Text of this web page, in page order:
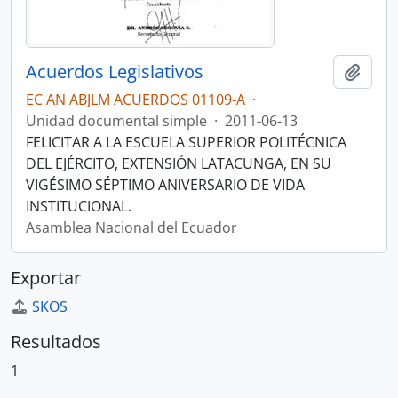
Acuerdos Legislativos
EC AN ABJLM ACUERDOS 01109-A ·
Unidad documental simple · 2011-06-13
FELICITAR A LA ESCUELA SUPERIOR POLITÉCNICA
DEL EJÉRCITO, EXTENSIÓN LATACUNGA, EN SU
VIGÉSIMO SÉPTIMO ANIVERSARIO DE VIDA
INSTITUCIONAL.
Asamblea Nacional del Ecuador
Exportar
SKOS
Resultados
1